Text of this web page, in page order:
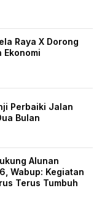
Raya X Dorong
Perbaiki Jalan
Bulan
Alunan
Wabup: Kegiatan
Terus Tumbuh